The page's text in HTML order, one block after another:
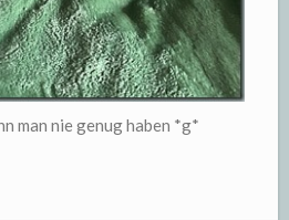
man nie genug haben *g*